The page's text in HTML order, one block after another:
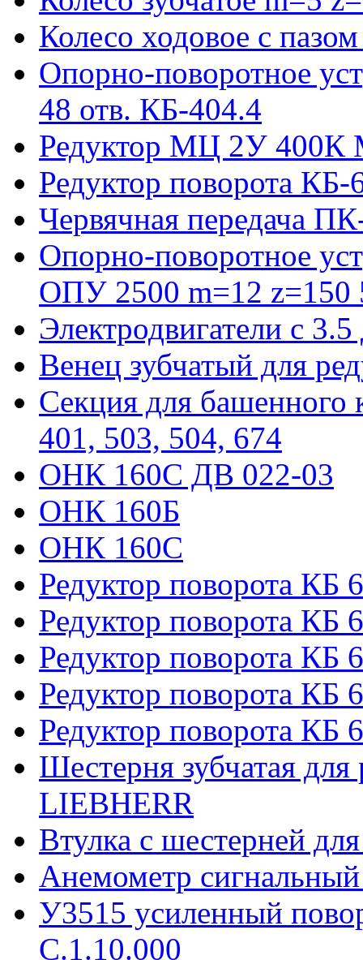
Колесо ходовое с
Опорно-поворотное
48 отв. КБ-404.4
Редуктор МЦ 2У 400К
Редуктор поворота КБ-
Червячная передача
Опорно-поворотное
ОПУ 2500 m=12 z=150
Электродвигатели с
Венец зубчатый для
Секция для башенного
401, 503, 504, 674
ОНК 160С ДВ 022-03
ОНК 160Б
ОНК 160С
Редуктор поворота КБ
Редуктор поворота КБ
Редуктор поворота КБ
Редуктор поворота КБ
Редуктор поворота КБ
Шестерня зубчатая
LIEBHERR
Втулка с шестерней
Анемометр
У3515 усиленный
С.1.10.000